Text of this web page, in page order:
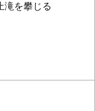
滝を攀じる